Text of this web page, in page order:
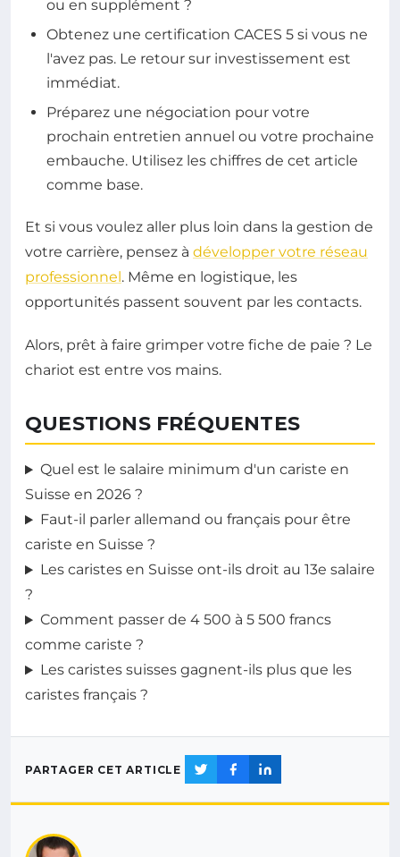
ou en supplément ?
Obtenez une certification CACES 5 si vous ne
l'avez pas. Le retour sur investissement est
immédiat.
Préparez une négociation pour votre
prochain entretien annuel ou votre prochaine
embauche. Utilisez les chiffres de cet article
comme base.
Et si vous voulez aller plus loin dans la gestion de
votre carrière, pensez à développer votre réseau
professionnel . Même en logistique, les
opportunités passent souvent par les contacts.
Alors, prêt à faire grimper votre fiche de paie ? Le
chariot est entre vos mains.
QUESTIONS FRÉQUENTES
Quel est le salaire minimum d'un cariste en
Suisse en 2026 ?
Faut-il parler allemand ou français pour être
cariste en Suisse ?
Les caristes en Suisse ont-ils droit au 13e salaire
?
Comment passer de 4 500 à 5 500 francs
comme cariste ?
Les caristes suisses gagnent-ils plus que les
caristes français ?
PARTAGER CET ARTICLE